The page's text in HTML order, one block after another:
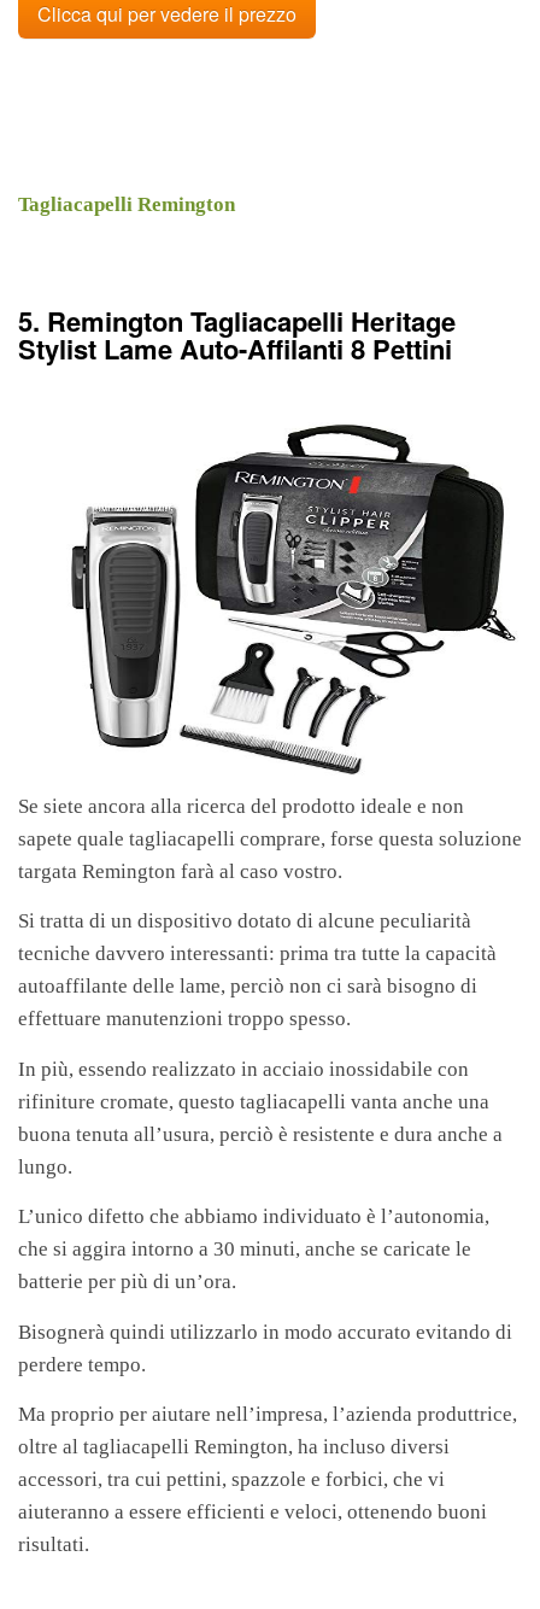
Clicca qui per vedere il prezzo
Tagliacapelli Remington
5. Remington Tagliacapelli Heritage
Stylist Lame Auto-Affilanti 8 Pettini
Se siete ancora alla ricerca del prodotto ideale e non
sapete quale tagliacapelli comprare, forse questa soluzione
targata Remington farà al caso vostro.
Si tratta di un dispositivo dotato di alcune peculiarità
tecniche davvero interessanti: prima tra tutte la capacità
autoaffilante delle lame, perciò non ci sarà bisogno di
effettuare manutenzioni troppo spesso.
In più, essendo realizzato in acciaio inossidabile con
rifiniture cromate, questo tagliacapelli vanta anche una
buona tenuta all’usura, perciò è resistente e dura anche a
lungo.
L’unico difetto che abbiamo individuato è l’autonomia,
che si aggira intorno a 30 minuti, anche se caricate le
batterie per più di un’ora.
Bisognerà quindi utilizzarlo in modo accurato evitando di
perdere tempo.
Ma proprio per aiutare nell’impresa, l’azienda produttrice,
oltre al tagliacapelli Remington, ha incluso diversi
accessori, tra cui pettini, spazzole e forbici, che vi
aiuteranno a essere efficienti e veloci, ottenendo buoni
risultati.